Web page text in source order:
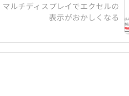
マルチディスプレイでエクセルの
表示がおかしくなる